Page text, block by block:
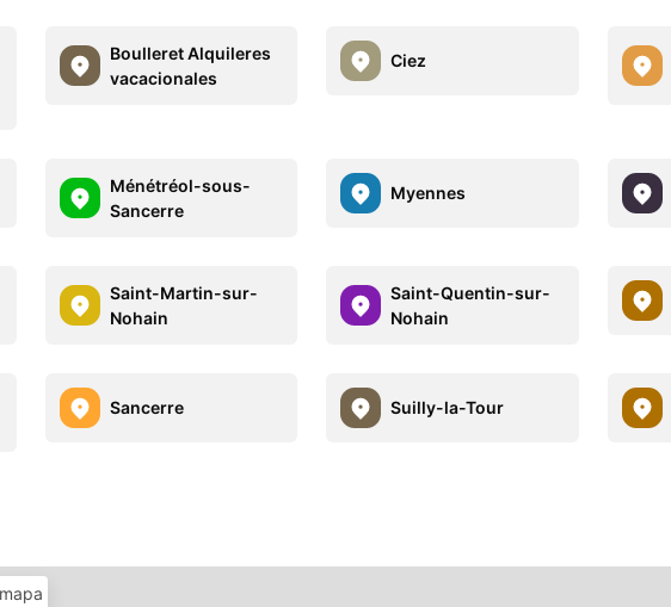
Boulleret Alquileres
vacacionales
Ciez
Ménétréol-sous-
Sancerre
Myennes
Saint-Martin-sur-
Nohain
Saint-Quentin-sur-
Nohain
Sancerre Suilly-la-Tour